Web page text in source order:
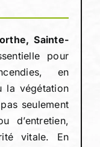
Sainte-
pour
en
la végétation
seulement
d’entretien,
vitale. En